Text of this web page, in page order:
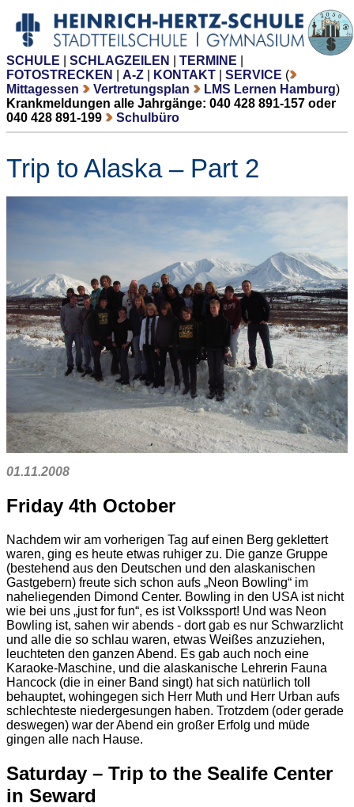
SCHULE SCHLAGZEILEN TERMINE
FOTOSTRECKEN
A-Z KONTAKT SERVICE (
Mittagessen
Vertretungsplan LMS Lernen Hamburg)
Krankmeldungen alle Jahrgänge: 040 428 891-157 oder
040 428 891-199
Schulbüro
Trip to Alaska – Part 2
01.11.2008
Friday 4th October
Nachdem wir am vorherigen Tag auf einen Berg geklettert
waren, ging es heute etwas ruhiger zu. Die ganze Gruppe
(bestehend aus den Deutschen und den alaskanischen
Gastgebern) freute sich schon aufs „Neon Bowling“ im
naheliegenden Dimond Center. Bowling in den USA ist nicht
wie bei uns „just for fun“, es ist Volkssport! Und was Neon
Bowling ist, sahen wir abends - dort gab es nur Schwarzlicht
und alle die so schlau waren, etwas Weißes anzuziehen,
leuchteten den ganzen Abend. Es gab auch noch eine
Karaoke-Maschine, und die alaskanische Lehrerin Fauna
Hancock (die in einer Band singt) hat sich natürlich toll
behauptet, wohingegen sich Herr Muth und Herr Urban aufs
schlechteste niedergesungen haben. Trotzdem (oder gerade
deswegen) war der Abend ein großer Erfolg und müde
gingen alle nach Hause.
Saturday – Trip to the Sealife Center
in Seward